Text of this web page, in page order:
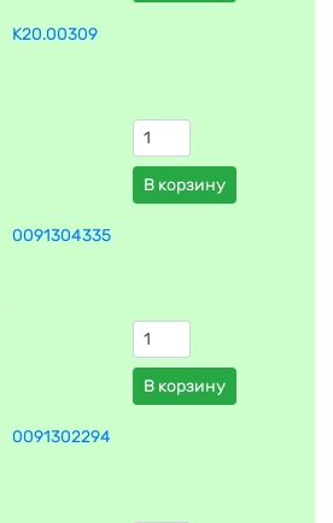
K20.00309
В корзину
0091304335
В корзину
0091302294